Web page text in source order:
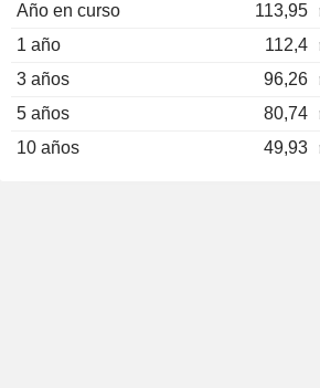
Año en curso
113,95
1 año
112,4
3 años
96,26
5 años
80,74
10 años
49,93